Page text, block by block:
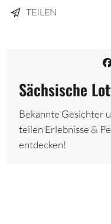
TEILEN
Sächsische
Bekannte Gesichter
teilen Erlebnisse &
entdecken!